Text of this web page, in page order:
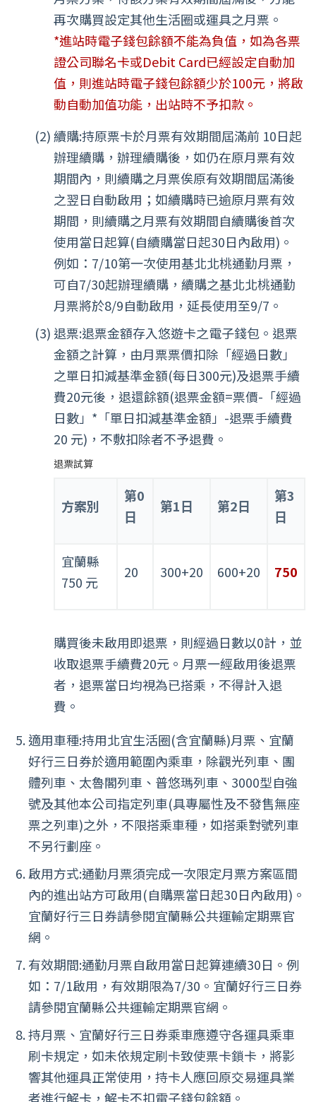
再次購買設定其他生活圈或運具之月票。
*進站時電子錢包餘額不能為負值，如為各票
證公司聯名卡或Debit Card已經設定自動加
值，則進站時電子錢包餘額少於100元，將啟
動自動加值功能，出站時不予扣款。
續購:持原票卡於月票有效期間屆滿前 10日起
辦理續購，辦理續購後，如仍在原月票有效
期間內，則續購之月票俟原有效期間屆滿後
之翌日自動啟用；如續購時已逾原月票有效
期間，則續購之月票有效期間自續購後首次
使用當日起算(自續購當日起30日內啟用)。
例如：7/10第一次使用基北北桃通勤月票，
可自7/30起辦理續購，續購之基北北桃通勤
月票將於8/9自動啟用，延長使用至9/7。
退票:退票金額存入悠遊卡之電子錢包。退票
金額之計算，由月票票價扣除「經過日數」
之單日扣減基準金額(每日300元)及退票手續
費20元後，退還餘額(退票金額=票價-「經過
日數」*「單日扣減基準金額」-退票手續費
20 元)，不敷扣除者不予退費。
退票試算
方案別
第0
日
第1日 第2日
第3
日
宜蘭縣
750 元
20 300+20 600+20 750
購買後未啟用即退票，則經過日數以0計，並
收取退票手續費20元。月票一經啟用後退票
者，退票當日均視為已搭乘，不得計入退
費。
適用車種:持用北宜生活圈(含宜蘭縣)月票、宜蘭
好行三日券於適用範圍內乘車，除觀光列車、團
體列車、太魯閣列車、普悠瑪列車、3000型自強
號及其他本公司指定列車(具專屬性及不發售無座
票之列車)之外，不限搭乘車種，如搭乘對號列車
不另行劃座。
啟用方式:通勤月票須完成一次限定月票方案區間
內的進出站方可啟用(自購票當日起30日內啟用)。
宜蘭好行三日券請參閱宜蘭縣公共運輸定期票官
網。
有效期間:通勤月票自啟用當日起算連續30日。例
如：7/1啟用，有效期限為7/30。宜蘭好行三日券
請參閱宜蘭縣公共運輸定期票官網。
持月票、宜蘭好行三日券乘車應遵守各運具乘車
刷卡規定，如未依規定刷卡致使票卡鎖卡，將影
響其他運具正常使用，持卡人應回原交易運具業
者進行解卡，解卡不扣電子錢包餘額。